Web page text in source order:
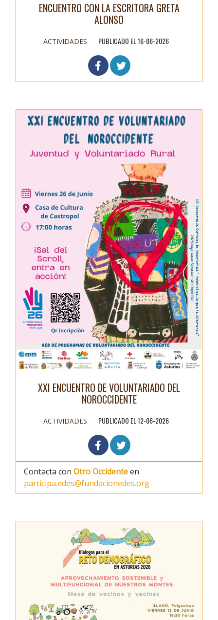
ENCUENTRO CON LA ESCRITORA GRETA
ALONSO
ACTIVIDADES PUBLICADO EL 16-06-2026
XXI ENCUENTRO DE VOLUNTARIADO DEL
NOROCCIDENTE
ACTIVIDADES PUBLICADO EL 12-06-2026
Contacta con Otro Occidenteen
participa.edes@fundacionedes.org